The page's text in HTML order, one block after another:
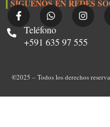
SIGUENOS EN REDES
Teléfono
+591 635 97 555
©2025 – Todos los derechos